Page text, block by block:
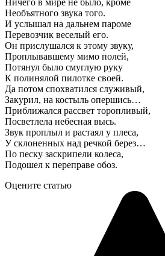
Необъятного звука того.
И услышал на дальнем пароме
Перевозчик веселый его.
Он прислушался к этому звуку,
Проплывавшему мимо полей,
Потянул было смуглую руку
К полинялой пилотке своей.
Да потом спохватился служивый,
Закурил, на костыль опершись…
Приближался рассвет торопливый,
Посветлела небесная высь.
Звук проплыл и растаял у плеса,
У склоненных над речкой берез…
По песку заскрипели колеса,
Подошел к переправе обоз.
Оцените статью